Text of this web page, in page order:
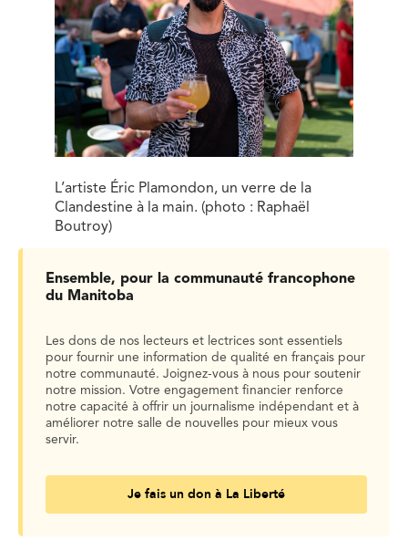
L’artiste Éric Plamondon, un verre de la
Clandestine à la main. (photo : Raphaël
Boutroy)
Ensemble, pour la communauté francophone
du Manitoba
Les dons de nos lecteurs et lectrices sont essentiels
pour fournir une information de qualité en français pour
notre communauté. Joignez-vous à nous pour soutenir
notre mission. Votre engagement financier renforce
notre capacité à offrir un journalisme indépendant et à
améliorer notre salle de nouvelles pour mieux vous
servir.
Je fais un don à La Liberté